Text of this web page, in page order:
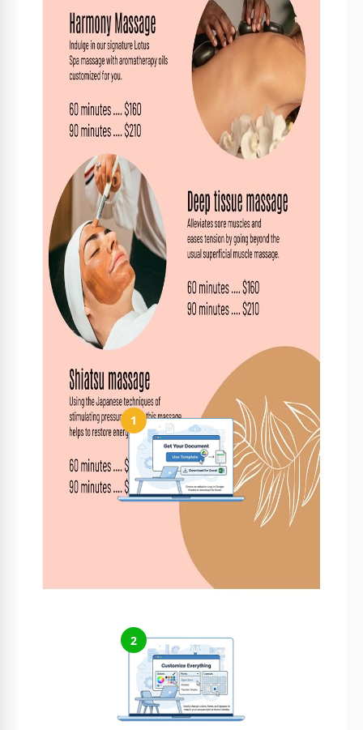
Ist die Vorlage mit Google Docs und Word
kompatibel?
Ja, sie funktioniert mit Google Docs und Microsoft
Word.
Kann ich die Vorlage einfach anpassen?
Ja, sie ist vollständig anpassbar, um Ihren
Anforderungen gerecht zu werden.
Ist diese Vorlage kostenlos zum Download
verfügbar?
Ja, sie ist kostenlos verfügbar.
Brauche ich Designfähigkeiten, um diese Vorlage zu
nutzen?
Nein, sie ist benutzerfreundlich und intuitiv
gestaltet.
Kann ich das Farbschema ändern?
Ja, Sie können die Farben an Ihre Marke anpassen.
So verwenden und bearbeiten Sie diese
Vorlage
1
Erhalten Sie Ihr Dokument
Klicken Sie auf „Vorlage bearbeiten“, um eine bearbeitbare
Kopie in Google Docs zu erstellen oder für Microsoft Word
herunterzuladen
2